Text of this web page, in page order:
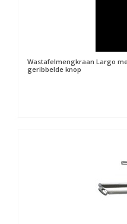
Wastafelmengkraan Largo
geribbelde knop